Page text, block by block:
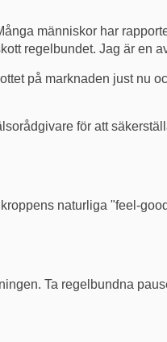
människor har
regelbundet. Jag är en
på marknaden just nu
för att
naturliga "feel-
Ta regelbundna